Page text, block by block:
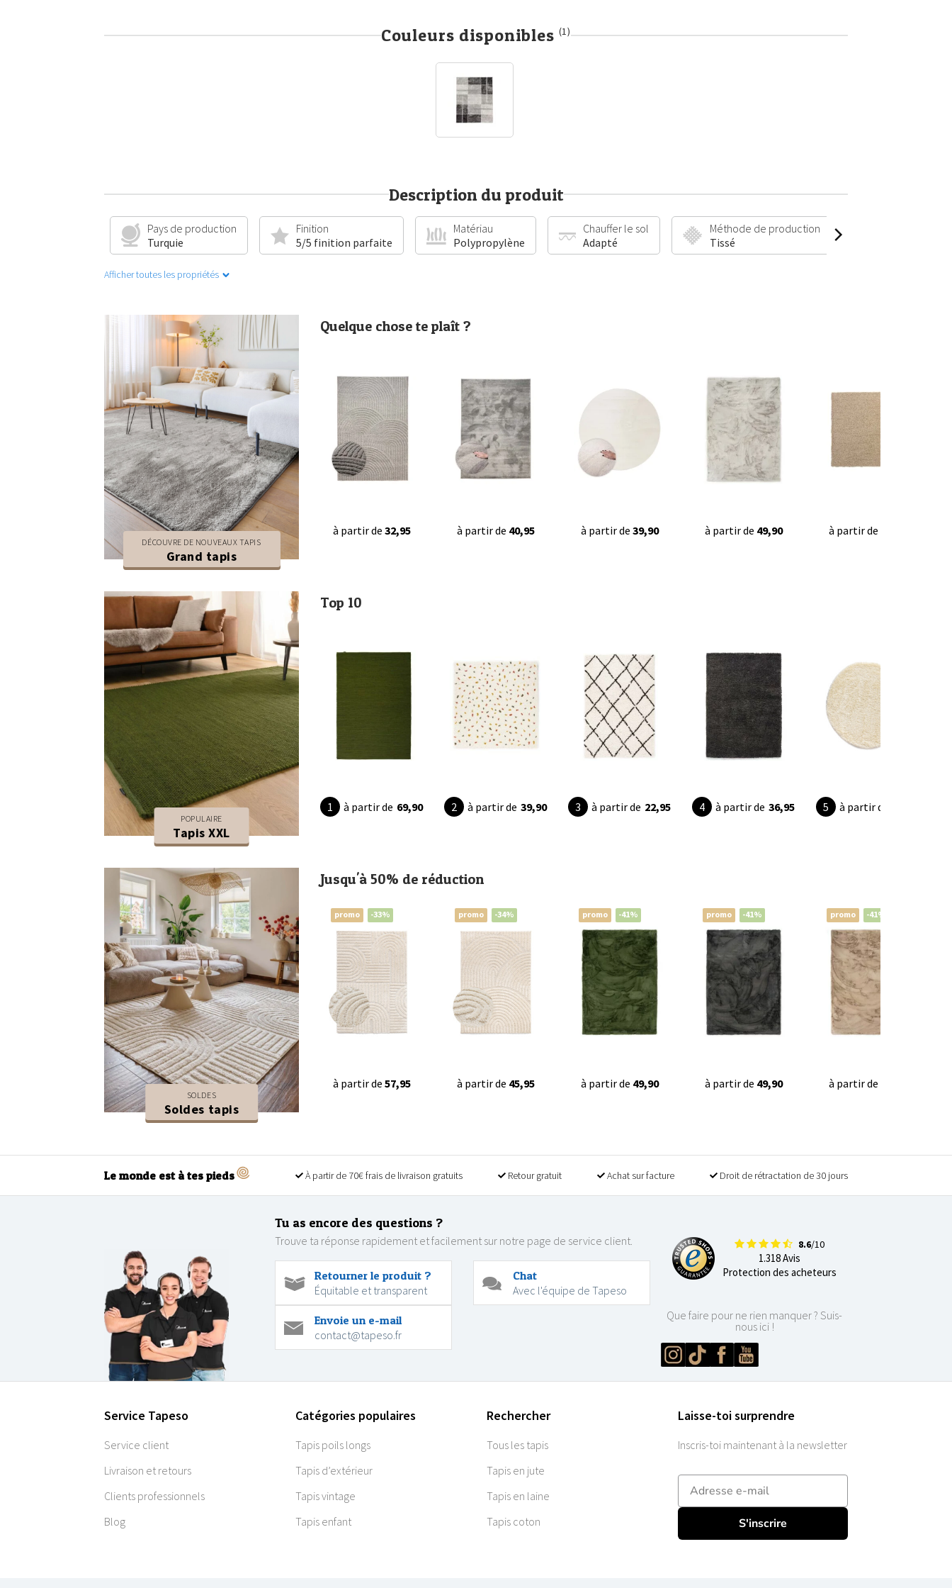
Couleurs disponibles (1)
Description du produit
Pays de production
Turquie
Finition
5/5 finition parfaite
Matériau
Polypropylène
Chauffer le sol
Adapté
Méthode de production
Tissé
Afficher toutes les propriétés
DÉCOUVRE DE NOUVEAUX TAPIS
Grand tapis
Quelque chose te plaît ?
à partir de 32,95 à partir de 40,95 à partir de 39,90 à partir de 49,90 à partir de
POPULAIRE
Tapis XXL
Top 10
à partir de 69,90 à partir de 39,90 à partir de 22,95 à partir de 36,95 à partir de
SOLDES
Soldes tapis
Jusqu'à 50% de réduction
promo -33%
à partir de 57,95
promo -34%
à partir de 45,95
promo -41%
à partir de 49,90
promo -41%
à partir de 49,90
promo -41%
à partir de
Le monde est à tes pieds À partir de 70€ frais de livraison gratuits Retour gratuit Achat sur facture Droit de rétractation de 30 jours
Tu as encore des questions ?
Trouve ta réponse rapidement et facilement sur notre page de service client.
Retourner le produit ?
Équitable et transparent
Chat
Avec l'équipe de Tapeso
Envoie un e-mail
contact@tapeso.fr
8.6/10
1.318 Avis
Protection des acheteurs
Que faire pour ne rien manquer ? Suis-
nous ici !
Service Tapeso
Service client
Livraison et retours
Clients professionnels
Blog
Catégories populaires
Tapis poils longs
Tapis d’extérieur
Tapis vintage
Tapis enfant
Rechercher
Tous les tapis
Tapis en jute
Tapis en laine
Tapis coton
Laisse-toi surprendre
Inscris-toi maintenant à la newsletter
E-mailadres
S'inscrire